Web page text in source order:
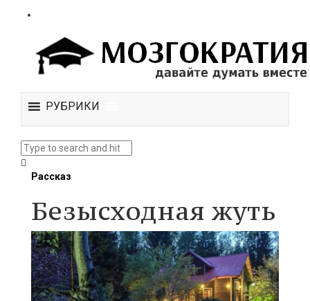
РУБРИКИ
Рассказ
Безысходная жуть